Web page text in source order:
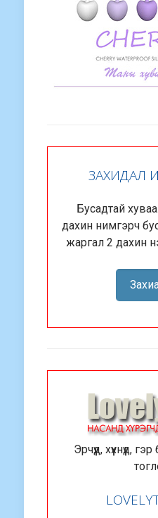
ЗАХИДАЛ
Бусадтай
дахин нимгэрч
жаргал 2 дахин
Эрчүүд, хүүхнүүд,